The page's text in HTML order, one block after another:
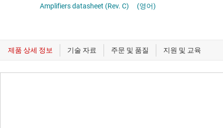
Amplifiers datasheet (Rev. C)
(영어)